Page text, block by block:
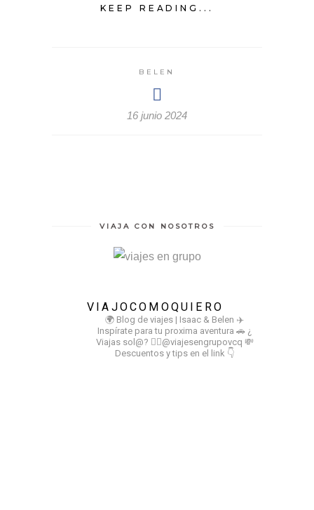
KEEP READING...
BELEN
16 junio 2024
VIAJA CON NOSOTROS
VIAJOCOMOQUIERO
🌍 Blog de viajes | Isaac & Belen ✈️
Inspírate para tu proxima aventura 🚗 ¿
Viajas sol@? 👉🏻@viajesengrupovcq 💸
Descuentos y tips en el link 👇